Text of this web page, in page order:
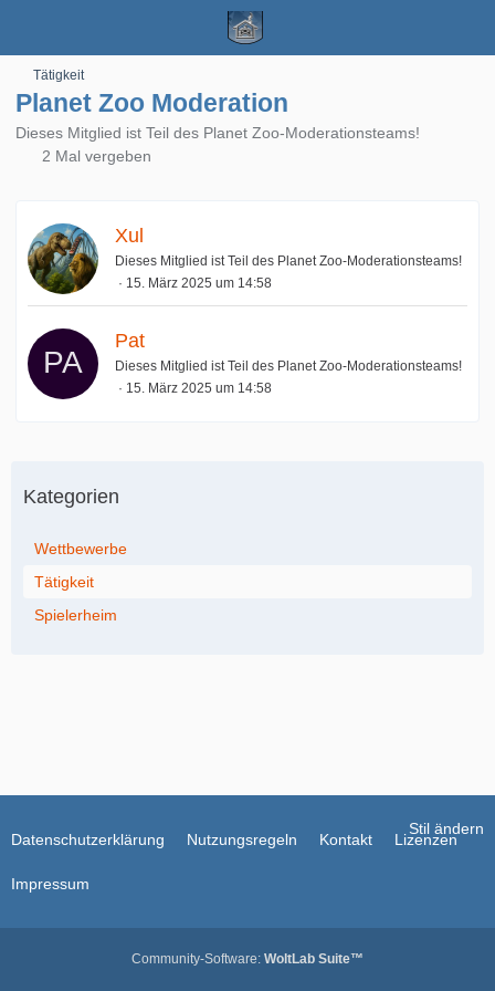
Tätigkeit
Planet Zoo Moderation
Dieses Mitglied ist Teil des Planet Zoo-Moderationsteams!
2 Mal vergeben
Xul
Dieses Mitglied ist Teil des Planet Zoo-Moderationsteams!
15. März 2025 um 14:58
Pat
Dieses Mitglied ist Teil des Planet Zoo-Moderationsteams!
15. März 2025 um 14:58
Kategorien
Wettbewerbe
Tätigkeit
Spielerheim
Stil ändern
Datenschutzerklärung Nutzungsregeln Kontakt Lizenzen
Impressum
Community-Software: WoltLab Suite™